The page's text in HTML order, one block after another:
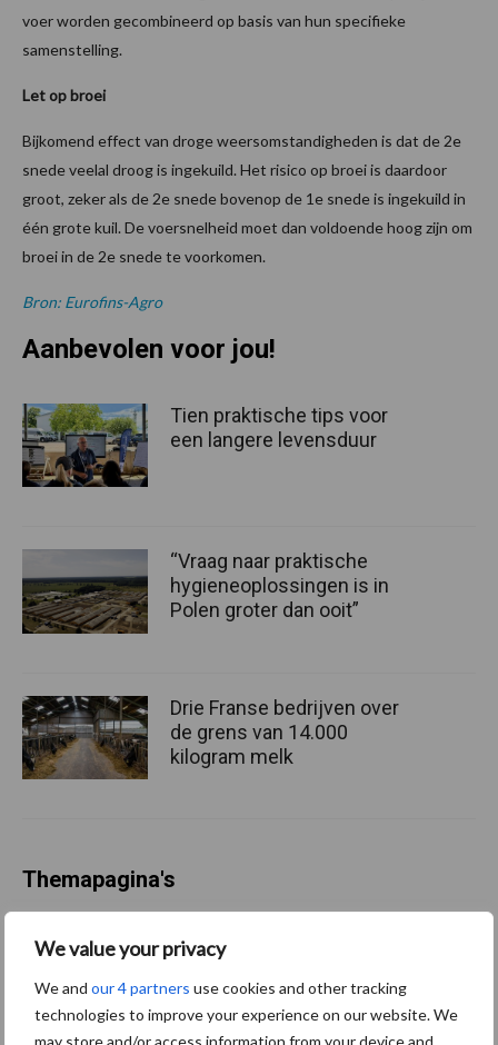
We value your privacy
We and our 4 partners use cookies and other tracking
technologies to improve your experience on our website. We
may store and/or access information from your device and
voer worden gecombineerd op basis van hun specifieke
samenstelling.
Let op broei
Bijkomend effect van droge weersomstandigheden is dat de 2e
snede veelal droog is ingekuild. Het risico op broei is daardoor
groot, zeker als de 2e snede bovenop de 1e snede is ingekuild in
één grote kuil. De voersnelheid moet dan voldoende hoog zijn om
broei in de 2e snede te voorkomen.
Bron: Eurofins-Agro
Aanbevolen voor jou!
Tien praktische tips voor
een langere levensduur
“Vraag naar praktische
hygieneoplossingen is in
Polen groter dan ooit”
Drie Franse bedrijven over
de grens van 14.000
kilogram melk
Themapagina's
Diergezondheid Bemesting